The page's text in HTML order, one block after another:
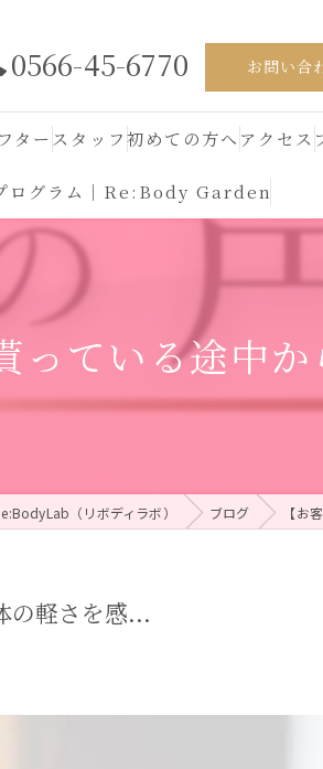
0566-45-6770 お問い合
ター スタッフ初めての方へ アクセス
ログラム｜Re:Body Garden
っている途中
（リボディラボ） ブログ 【お
の軽さを感...